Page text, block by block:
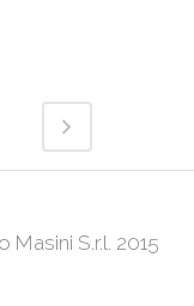
S.r.l. 2015